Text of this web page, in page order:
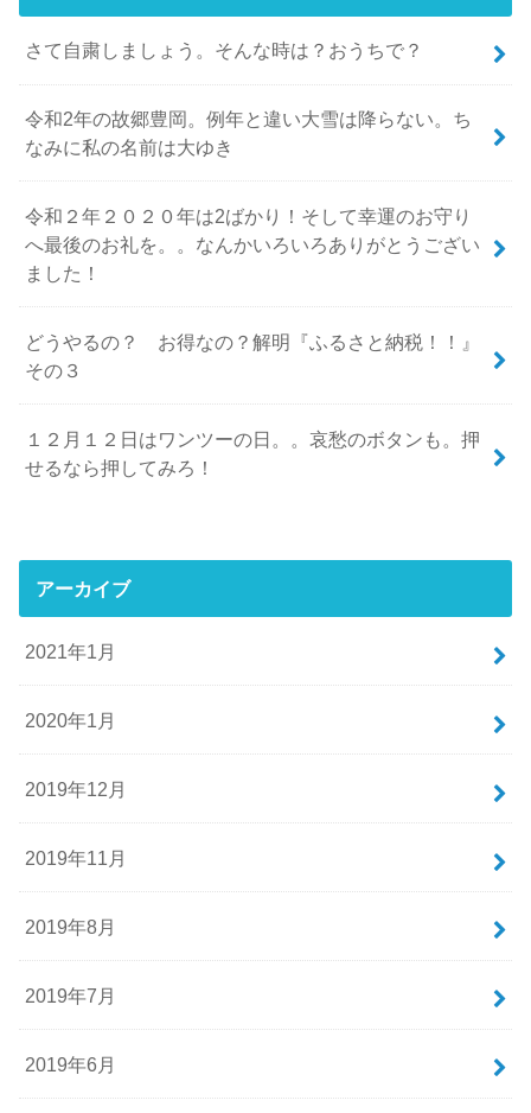
さて自粛しましょう。そんな時は？おうちで？
令和2年の故郷豊岡。例年と違い大雪は降らない。ち
なみに私の名前は大ゆき
令和２年２０２０年は2ばかり！そして幸運のお守り
へ最後のお礼を。。なんかいろいろありがとうござい
ました！
どうやるの？ お得なの？解明『ふるさと納税！！』
その３
１２月１２日はワンツーの日。。哀愁のボタンも。押
せるなら押してみろ！
アーカイブ
2021年1月
2020年1月
2019年12月
2019年11月
2019年8月
2019年7月
2019年6月